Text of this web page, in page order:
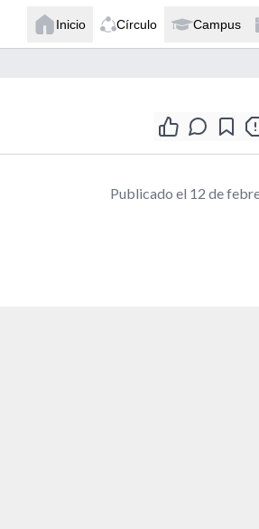
Inicio Círculo Campus
Publicado el 12 de